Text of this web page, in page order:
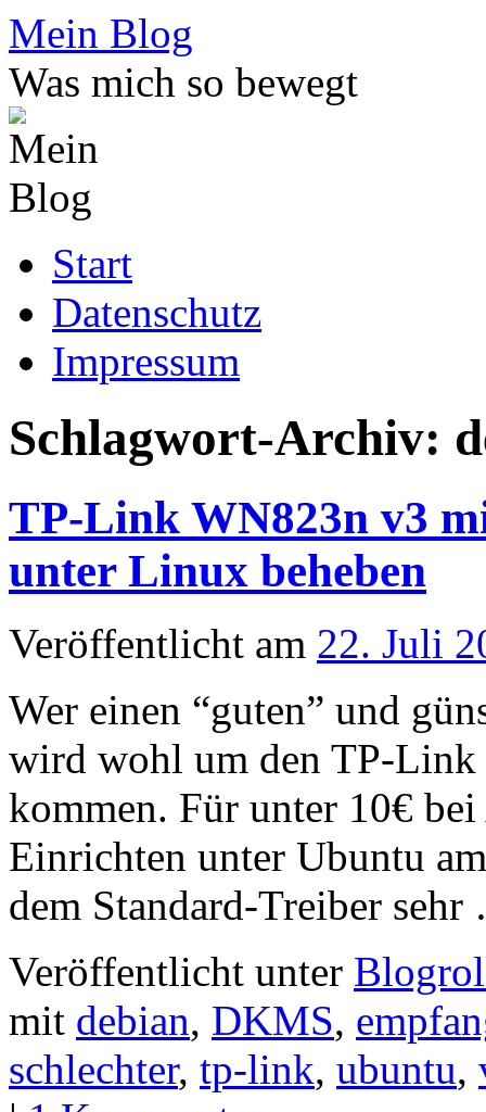
Zum
Inhalt
springen
Mein Blog
Was mich so bewegt
Start
Datenschutz
Impressum
Schlagwort-Archiv:
TP-Link WN823n v3
unter Linux beheben
Veröffentlicht am 22. Juli
Wer einen “guten” und
wird wohl um den TP-
kommen. Für unter 10€
Einrichten unter Ubuntu
dem Standard-Treiber
Veröffentlicht unter
mit debian, DKMS,
schlechter, tp-link, ubuntu,